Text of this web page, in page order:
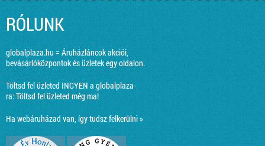
RÓLUNK
globalplaza.hu = Áruházláncok akciói,
bevásárlóközpontok és üzletek egy oldalon.
Töltsd fel üzleted INGYEN a globalplaza-
ra:Töltsd fel üzleted még ma!
Ha webáruházad van, így tudsz felkerülni »